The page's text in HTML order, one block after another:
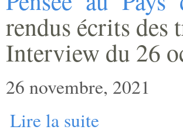
rendus écrits des
Interview du 26
26 novembre, 2021
Lire la suite